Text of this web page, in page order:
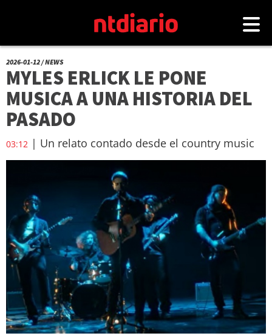
2026-01-12 / NEWS
MYLES ERLICK LE PONE
MUSICA A UNA HISTORIA DEL
PASADO
03:12 | Un relato contado desde el country music